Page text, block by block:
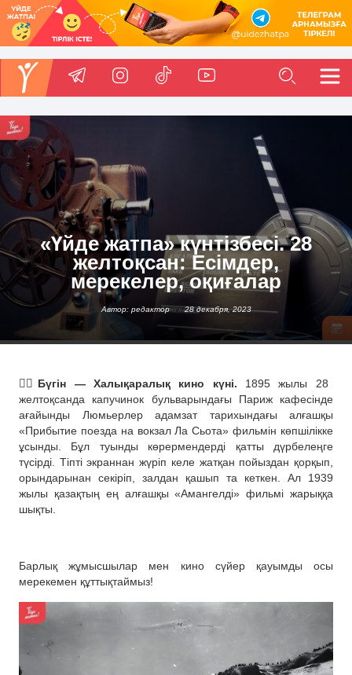
«Үйде жатпа» күнтізбесі. 28
желтоқсан: Есімдер,
мерекелер, оқиғалар
Автор: редактор 28 декабря, 2023
👍🏻 Бүгін — Халықаралық кино күні. 1895 жылы 28
желтоқсанда капучинок бульварындағы Париж кафесінде
ағайынды Люмьерлер адамзат тарихындағы алғашқы
«Прибытие поезда на вокзал Ла Сьота» фильмін көпшілікке
ұсынды. Бұл туынды көрермендерді қатты дүрбелеңге
түсірді. Тіпті экраннан жүріп келе жатқан пойыздан қорқып,
орындарынан секіріп, залдан қашып та кеткен. Ал 1939
жылы қазақтың ең алғашқы «Амангелді» фильмі жарыққа
шықты.
Барлық жұмысшылар мен кино сүйер қауымды осы
мерекемен құттықтаймыз!